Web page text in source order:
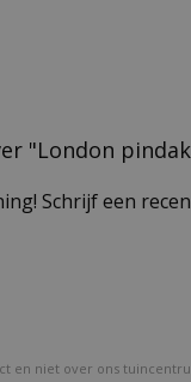
"London
Schrijf een
en niet over ons